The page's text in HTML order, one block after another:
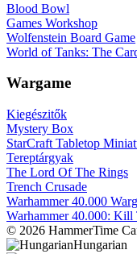
Blood Bowl
Games Workshop
Wolfenstein Board Game
World of Tanks: The
Wargame
Kiegészitők
Mystery Box
StarCraft Tabletop
Tereptárgyak
The Lord Of The Rings
Trench Crusade
Warhammer 40.000
Warhammer 40.000: Kill
© 2026 HammerTime
Hungarian